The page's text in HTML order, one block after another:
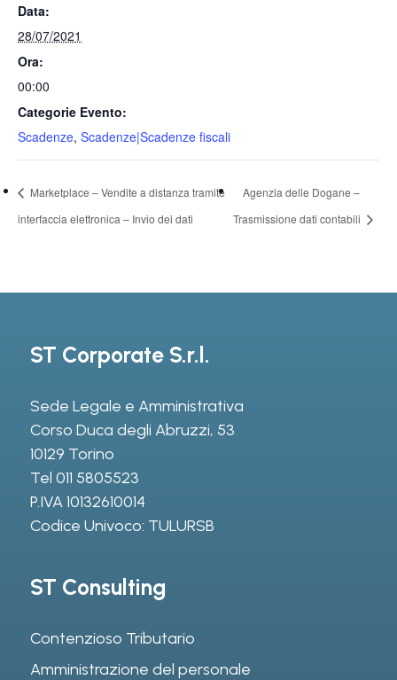
Data:
28/07/2021
Ora:
00:00
Categorie Evento:
Scadenze, Scadenze|Scadenze fiscali
Marketplace – Vendite a distanza tramite
interfaccia elettronica – Invio dei dati
Agenzia delle Dogane –
Trasmissione dati contabili
ST Corporate S.r.l.
Sede Legale e Amministrativa
Corso Duca degli Abruzzi, 53
10129 Torino
Tel 011 5805523
P.IVA 10132610014
Codice Univoco: TULURSB
ST Consulting
Contenzioso Tributario
Amministrazione del personale